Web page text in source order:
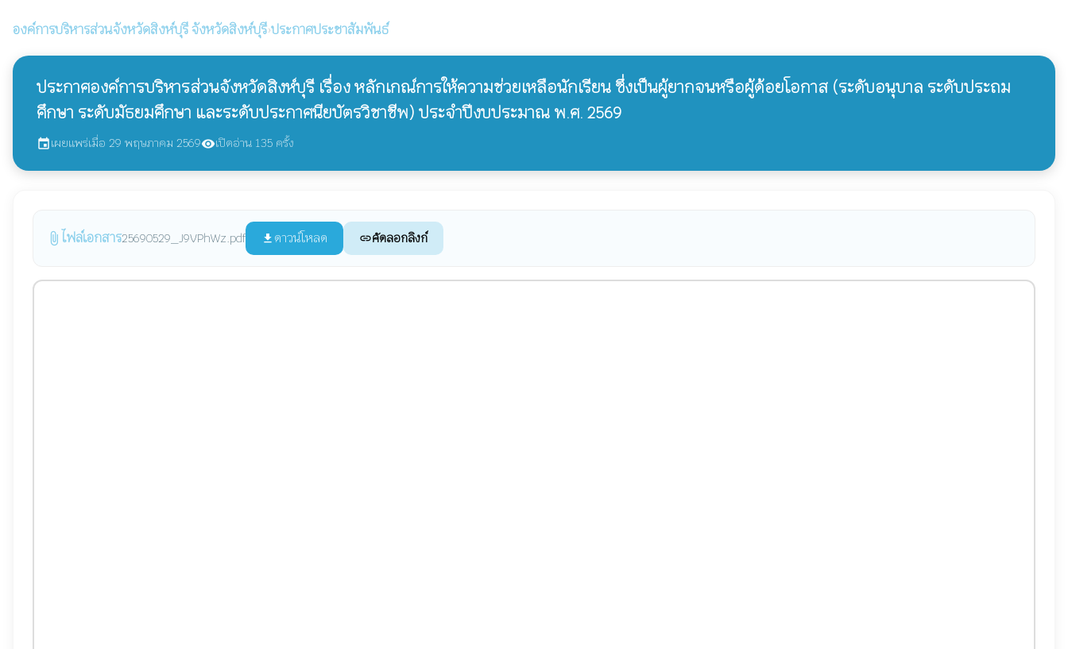
องค์การบริหารส่วนจังหวัดสิงห์บุรีจังหวัดสิงห์บุรี›ประกาศประชาสัมพันธ์
ประกาศองค์การบริหารส่วนจังหวัดสิงห์บุรี เรื่อง หลักเกณ์การให้ความช่วยเหลือนักเรียน ซึ่งเป็นผู้ยากจนหรือผู้ด้อยโอกาส (ระดับอนุบาล ระดับประถม
ศึกษา ระดับมัธยมศึกษา และระดับประกาศนียบัตรวิชาชีพ) ประจำปีงบประมาณ พ.ศ. 2569
eventเผยแพร่เมื่อ 29 พฤษภาคม 2569visibilityเปิดอ่าน 135 ครั้ง
attach_file ไฟล์เอกสาร25690529_J9VPhWz.pdf file_download ดาวน์โหลด linkคัดลอกลิงก์